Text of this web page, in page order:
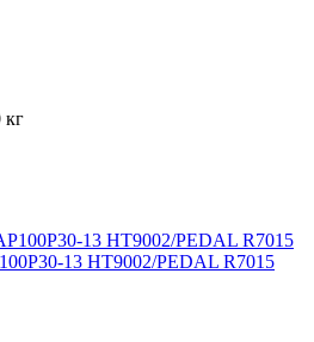
кг
13 HT9002/PEDAL R7015